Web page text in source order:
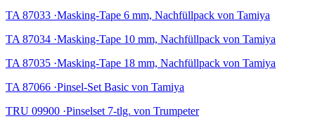
TA 87033 ·Masking-Tape 6 mm, Nachfüllpack von Tamiya
TA 87034 ·Masking-Tape 10 mm, Nachfüllpack von Tamiya
TA 87035 ·Masking-Tape 18 mm, Nachfüllpack von Tamiya
TA 87066 ·Pinsel-Set Basic von Tamiya
TRU 09900 ·Pinselset 7-tlg. von Trumpeter